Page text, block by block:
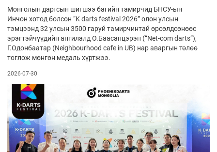
Монголын дартсын шигшээ багийн тамирчид БНСУ-ын
Инчон хотод болсон “K darts festival 2026” олон улсын
тэмцээнд 32 улсын 3500 гаруй тамирчинтай өрсөлдсөнөөс
эрэгтэйчүүдийн ангилалд О.Баасанцэрэн (“Net-com darts”),
Г.Одонбаатар (Neighbourhood сafe in UB) нар аваргын төлөө
тоглож мөнгөн медаль хүртжээ.
2026-07-30